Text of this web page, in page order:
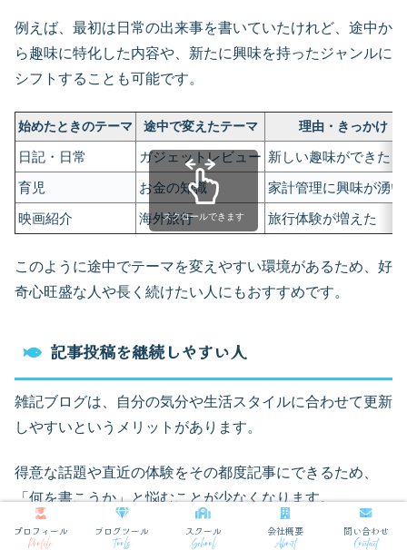
例えば、最初は日常の出来事を書いていたけれど、途中か
ら趣味に特化した内容や、新たに興味を持ったジャンルに
シフトすることも可能です。
始めたときのテーマ 途中で変えたテーマ 理由・きっかけ
日記・日常 ガジェットレビュー 新しい趣味ができた
育児
お金の知識
家計管理に興味が湧い
映画紹介
海外旅行 旅行体験が増えた
スクロールできます
このように途中でテーマを変えやすい環境があるため、好
奇心旺盛な人や長く続けたい人にもおすすめです。
記事投稿を継続しやすい人
雑記ブログは、自分の気分や生活スタイルに合わせて更新
しやすいというメリットがあります。
得意な話題や直近の体験をその都度記事にできるため、
「何を書こうか」と悩むことが少なくなります。
また、書きたいときに書くスタイルは、忙しい人や飽きっ
プロフィール
Profile
ブログツール
Tools
スクール
School
会社概要
About
問い合わせ
Contact